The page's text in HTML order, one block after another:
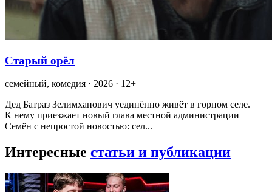
Старый орёл
семейный, комедия · 2026 · 12+
Дед Батраз Зелимханович уединённо живёт в горном селе.
К нему приезжает новый глава местной администрации
Семён с непростой новостью: сел...
Интересные статьи и публикации